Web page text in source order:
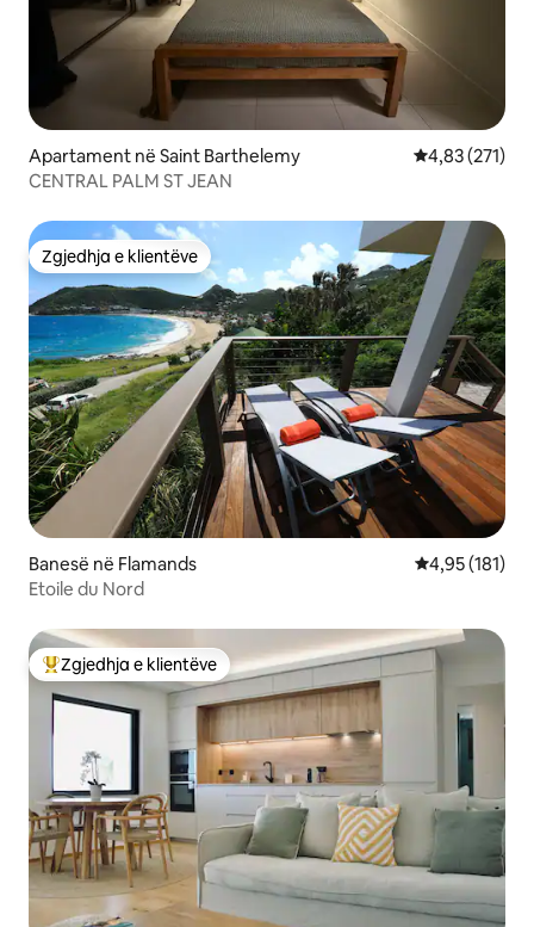
Apartament në Saint Barthelemy Vlerësimi
4,83 (271)
CENTRAL PALM ST JEAN
Zgjedhja e klientëve
Zgjedhja e klientëve
Banesë në Flamands Vlerësimi
4,95 (181)
Etoile du Nord
Më të mirat e zgjedhjeve të klientëve
Zgjedhja e klientëve